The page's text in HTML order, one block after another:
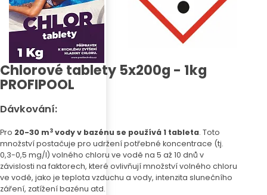
Chlorové tablety 5x200g - 1kg
PROFIPOOL
Dávkování:
Pro 20-30 m3 vody v bazénu se používá 1 tableta. Toto
množství postačuje pro udržení potřebné koncentrace (tj.
0,3-0,5 mg/l) volného chloru ve vodě na 5 až 10 dnů v
závislosti na faktorech, které ovlivňují množství volného chloru
ve vodě, jako je teplota vzduchu a vody, intenzita slunečního
záření, zatížení bazénu atd.